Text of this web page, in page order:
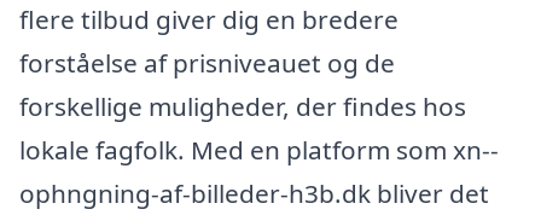
flere tilbud giver dig en bredere
forståelse af prisniveauet og de
forskellige muligheder, der findes hos
lokale fagfolk. Med en platform som xn--
ophngning-af-billeder-h3b.dk bliver det